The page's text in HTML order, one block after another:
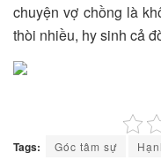
chuyện vợ chồng là
thòi nhiều, hy sinh cả
Tags: Góc tâm sự